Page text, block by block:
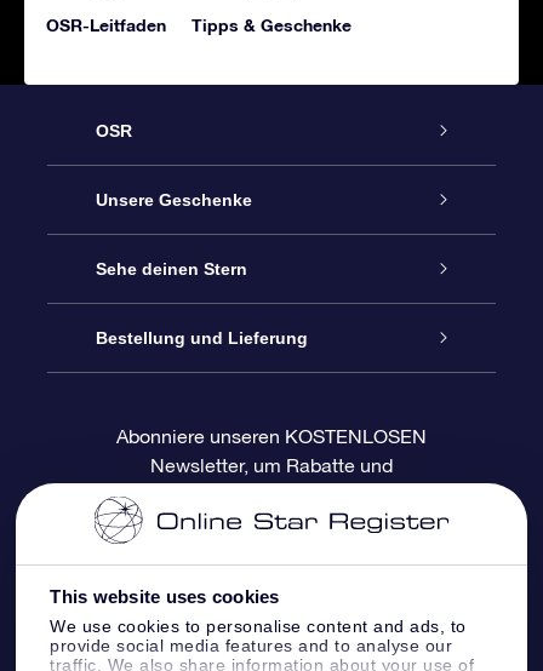
This website uses cookies
We use cookies to personalise content and ads, to
provide social media features and to analyse our
traffic. We also share information about your use of
OSR-Leitfaden Tipps & Geschenke
OSR
Service
Kontakt
Blog
Bewertungen
Unsere Geschenke
Sterne schenken
OSR-Geschenkpaket
OSR-Geschenkgutschein
Firmengeschenke
Sehe deinen Stern
Sternregister
Personalisierte Sternseite
One Million Stars
OSR-Starsaver
Bestellung und Lieferung
Zahlungsinformationen
Versandinformationen
Rückgaberecht
Abonniere unseren KOSTENLOSEN
Newsletter, um Rabatte und